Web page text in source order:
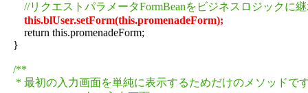
//リクエストパラメータFormBeanをビジネスロジックに継
this.blUser.setForm(this.promenadeForm);
        return this.promenadeForm;
    }
/**
* 最初の入力画面を単純に表示するためだけのメソッドで